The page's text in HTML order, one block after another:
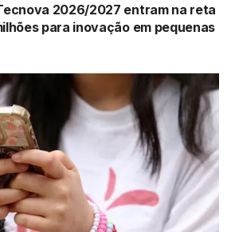
2026/2027 entram na reta
para inovação em pequenas